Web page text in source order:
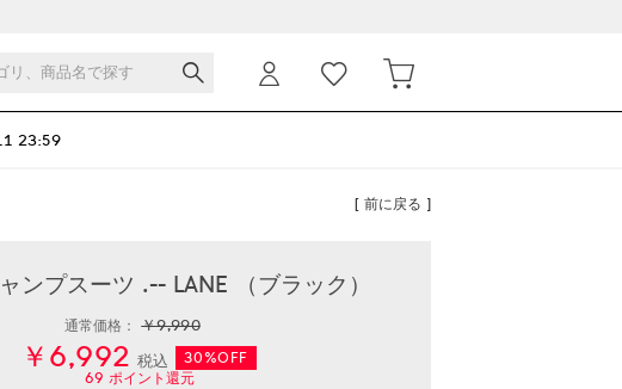
23:59
[ 前に戻る ]
ンプスーツ .-- LANE （ブラック）
通常価格：￥9,990
￥6,992 税込
30%OFF
69 ポイント還元